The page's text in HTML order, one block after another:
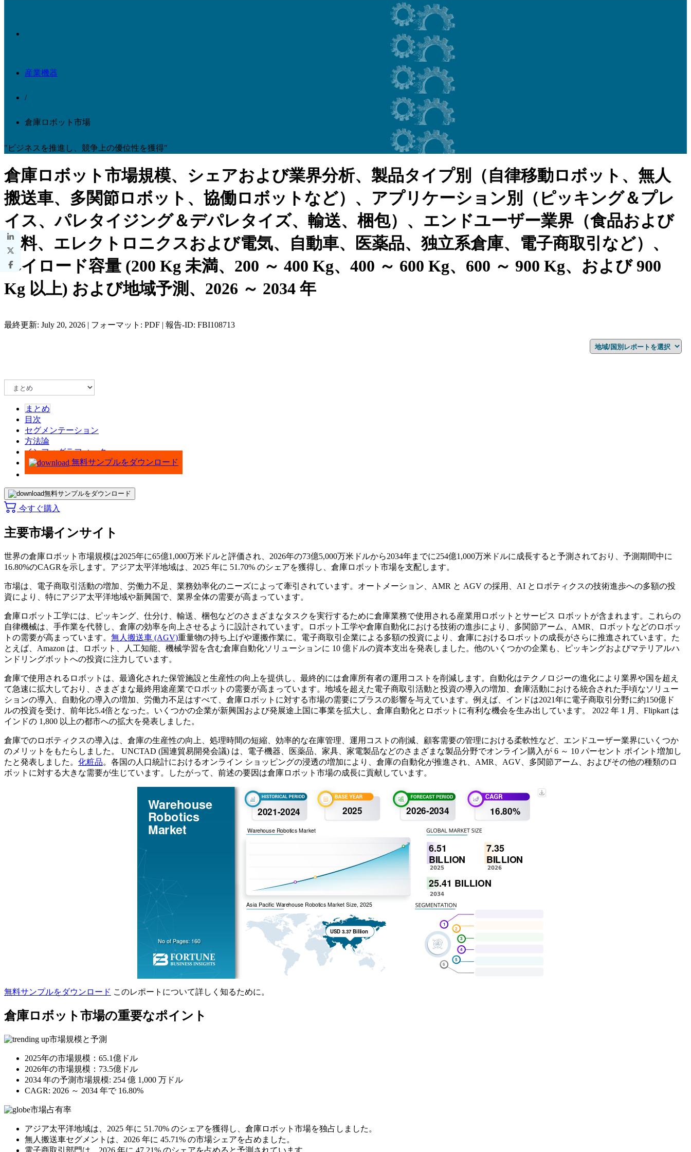
産業機器
/
倉庫ロボット市場
"ビジネスを推進し、競争上の優位性を獲得"
倉庫ロボット市場規模、シェアおよび業界分析、製品タイプ別（自律移動ロボット、無人
搬送車、多関節ロボット、協働ロボットなど）、アプリケーション別（ピッキング＆プレ
イス、パレタイジング＆デパレタイズ、輸送、梱包）、エンドユーザー業界（食品および
飲料、エレクトロニクスおよび電気、自動車、医薬品、独立系倉庫、電子商取引など）、
ペイロード容量 (200 Kg 未満、200 ～ 400 Kg、400 ～ 600 Kg、600 ～ 900 Kg、および 900
Kg 以上) および地域予測、2026 ～ 2034 年
最終更新: July 20, 2026 | フォーマット: PDF | 報告-ID: FBI108713
まとめ
目次
セグメンテーション
方法論
インフォグラフィック
無料サンプルをダウンロード
無料サンプルをダウンロード
今すぐ購入
主要市場インサイト
世界の倉庫ロボット市場規模は2025年に65億1,000万米ドルと評価され、2026年の73億5,000万米ドルから2034年までに254億1,000万米ドルに成長すると予測されており、予測期間中に
16.80%のCAGRを示します。アジア太平洋地域は、2025 年に 51.70% のシェアを獲得し、倉庫ロボット市場を支配します。
市場は、電子商取引活動の増加、労働力不足、業務効率化のニーズによって牽引されています。オートメーション、AMR と AGV の採用、AI とロボティクスの技術進歩への多額の投
資により、特にアジア太平洋地域や新興国で、業界全体の需要が高まっています。
倉庫ロボット工学には、ピッキング、仕分け、輸送、梱包などのさまざまなタスクを実行するために倉庫業務で使用される産業用ロボットとサービス ロボットが含まれます。これらの
自律機械は、手作業を代替し、倉庫の効率を向上させるように設計されています。ロボット工学や倉庫自動化における技術の進歩により、多関節アーム、AMR、ロボットなどのロボッ
トの需要が高まっています。 無人搬送車 (AGV)重量物の持ち上げや運搬作業に。電子商取引企業による多額の投資により、倉庫におけるロボットの成長がさらに推進されています。た
とえば、Amazon は、ロボット、人工知能、機械学習を含む倉庫自動化ソリューションに 10 億ドルの資本支出を発表しました。他のいくつかの企業も、ピッキングおよびマテリアルハ
ンドリングボットへの投資に注力しています。
倉庫で使用されるロボットは、最適化された保管施設と生産性の向上を提供し、最終的には倉庫所有者の運用コストを削減します。自動化はテクノロジーの進化により業界や国を超え
て急速に拡大しており、さまざまな最終用途産業でロボットの需要が高まっています。地域を超えた電子商取引活動と投資の導入の増加、倉庫活動における統合された手頃なソリュー
ションの導入、自動化の導入の増加、労働力不足はすべて、倉庫ロボットに対する市場の需要にプラスの影響を与えています。例えば、インドは2021年に電子商取引分野に約150億ド
ルの投資を受け、前年比5.4倍となった。いくつかの企業が新興国および発展途上国に事業を拡大し、倉庫自動化とロボットに有利な機会を生み出しています。 2022 年 1 月、Flipkart は
インドの 1,800 以上の都市への拡大を発表しました。
倉庫でのロボティクスの導入は、倉庫の生産性の向上、処理時間の短縮、効率的な在庫管理、運用コストの削減、顧客需要の管理における柔軟性など、エンドユーザー業界にいくつか
のメリットをもたらしました。 UNCTAD (国連貿易開発会議) は、電子機器、医薬品、家具、家電製品などのさまざまな製品分野でオンライン購入が 6 ～ 10 パーセント ポイント増加し
たと発表しました。 化粧品。各国の人口統計におけるオンライン ショッピングの浸透の増加により、倉庫の自動化が推進され、AMR、AGV、多関節アーム、およびその他の種類のロ
ボットに対する大きな需要が生じています。したがって、前述の要因は倉庫ロボット市場の成長に貢献しています。
無料サンプルをダウンロード このレポートについて詳しく知るために。
倉庫ロボット市場の重要なポイント
市場規模と予測
2025年の市場規模：65.1億ドル
2026年の市場規模：73.5億ドル
2034 年の予測市場規模: 254 億 1,000 万ドル
CAGR: 2026 ～ 2034 年で 16.80%
市場占有率
アジア太平洋地域は、2025 年に 51.70% のシェアを獲得し、倉庫ロボット市場を独占しました。
無人搬送車セグメントは、2026 年に 45.71% の市場シェアを占めました。